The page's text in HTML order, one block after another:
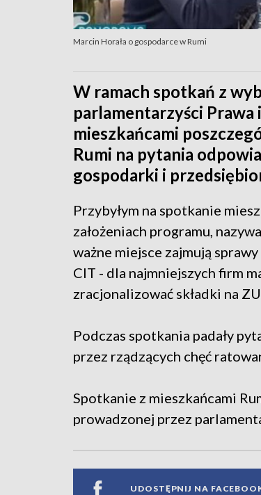
Marcin Horała o gospodarce w Rumi
W ramach spotkań z
parlamentarzyści
mieszkańcami
Rumi na pytania
gospodarki i
Przybyłym na spotkanie
założeniach programu,
ważne miejsce zajmują
CIT - dla najmniejszych firm
zracjonalizować składki na
Podczas spotkania padały
przez rządzących chęć
Spotkanie z mieszkańcami
prowadzonej przez
UDOSTĘPNIJ NA